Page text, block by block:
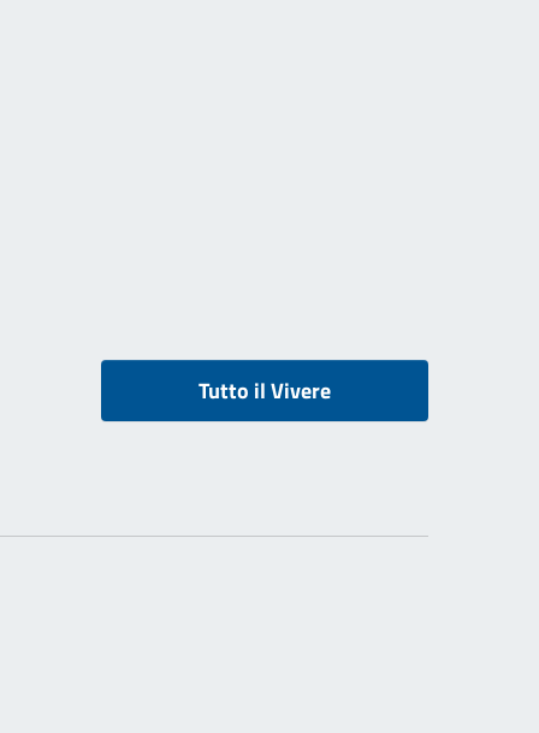
Tutto il Vivere